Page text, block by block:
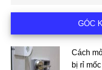
chính
GÓC
Cách
bị rỉ